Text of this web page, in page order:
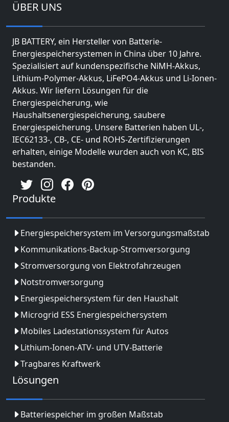
ÜBER UNS
JB BATTERY, ein Hersteller von Batterie-
Energiespeichersystemen in China über 10 Jahre.
Spezialisiert auf kundenspezifische NiMH-Akkus,
Lithium-Polymer-Akkus, LiFePO4-Akkus und Li-Ionen-
Akkus. Wir liefern Lösungen für die
Energiespeicherung, wie
Haushaltsenergiespeicherung, saubere
Energiespeicherung. Unsere Batterien haben UL-,
IEC62133-, CB-, CE- und ROHS-Zertifizierungen
erhalten, einige Modelle wurden auch von KC, BIS
bestanden.
Produkte
Energiespeichersystem im Versorgungsmaßstab
Kommunikations-Backup-Stromversorgung
Stromversorgung von Elektrofahrzeugen
Notstromversorgung
Energiespeichersystem für den Haushalt
Microgrid ESS Energiespeichersystem
Mobiles Ladestationssystem für Autos
Lithium-Ionen-ATV- und UTV-Batterie
Tragbares Kraftwerk
Lösungen
Batteriespeicher im großen Maßstab